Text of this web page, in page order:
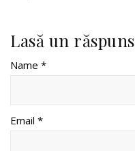
Lasă un răspuns
Name *
Email *